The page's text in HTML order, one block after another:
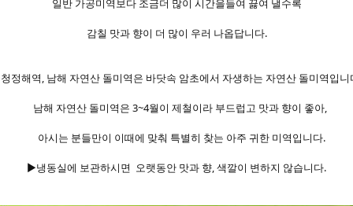
일반 가공미역보다 조금더 많이 시간을들여 끓여 낼수록
감칠 맛과 향이 더 많이 우러 나옵답니다.
정해역, 남해 자연산 돌미역은 바닷속 암초에서 자생하는 자연산 돌미역입니
남해 자연산 돌미역은 3~4월이 제철이라 부드럽고 맛과 향이 좋아,
아시는 분들만이 이때에 맞춰 특별히 찾는 아주 귀한 미역입니다.
▶냉동실에 보관하시면 오랫동안 맛과 향, 색깔이 변하지 않습니다.